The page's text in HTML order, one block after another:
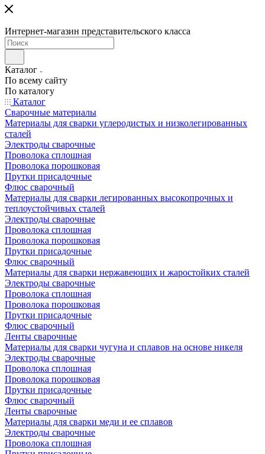
Интернет-магазин представительского класса
Каталог
По всему сайту
По каталогу
Каталог
Сварочные материалы
Материалы для сварки углеродистых и низколегированных
сталей
Электроды сварочные
Проволока сплошная
Проволока порошковая
Прутки присадочные
Флюс сварочный
Материалы для сварки легированных высокопрочных и
теплоустойчивых сталей
Электроды сварочные
Проволока сплошная
Проволока порошковая
Прутки присадочные
Флюс сварочный
Материалы для сварки нержавеющих и жаростойких сталей
Электроды сварочные
Проволока сплошная
Проволока порошковая
Прутки присадочные
Флюс сварочный
Ленты сварочные
Материалы для сварки чугуна и сплавов на основе никеля
Электроды сварочные
Проволока сплошная
Проволока порошковая
Прутки присадочные
Флюс сварочный
Ленты сварочные
Материалы для сварки меди и ее сплавов
Электроды сварочные
Проволока сплошная